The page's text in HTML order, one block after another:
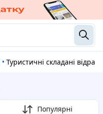
• Туристичні складані відра
Популярні